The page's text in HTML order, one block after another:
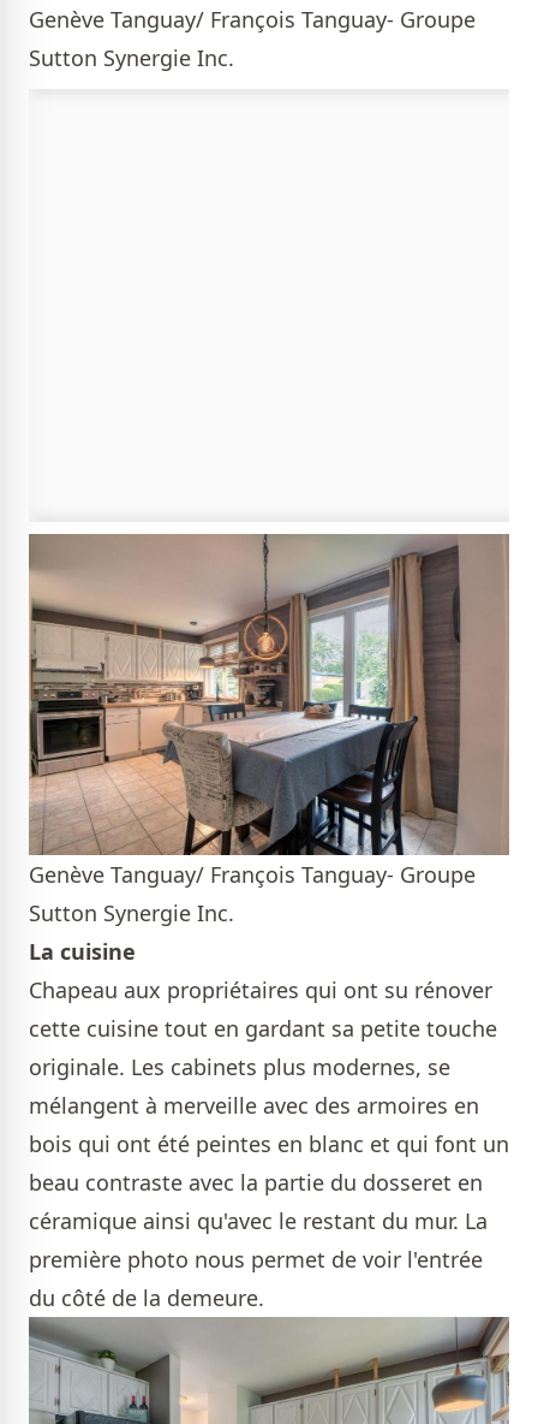
Genève Tanguay/ François Tanguay- Groupe
Sutton Synergie Inc.
Genève Tanguay/ François Tanguay- Groupe
Sutton Synergie Inc.
La cuisine
Chapeau aux propriétaires qui ont su rénover
cette cuisine tout en gardant sa petite touche
originale. Les cabinets plus modernes, se
mélangent à merveille avec des armoires en
bois qui ont été peintes en blanc et qui font un
beau contraste avec la partie du dosseret en
céramique ainsi qu'avec le restant du mur. La
première photo nous permet de voir l'entrée
du côté de la demeure.